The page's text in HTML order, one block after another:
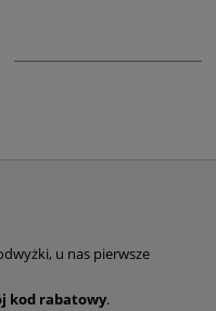
u nas pierwsze
kod rabatowy.